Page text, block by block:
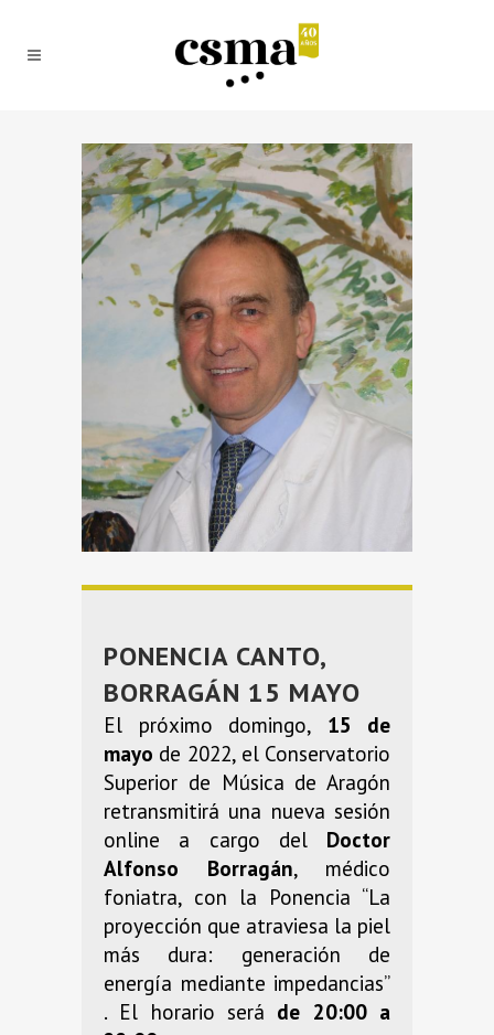
PONENCIA CANTO,
BORRAGÁN 15 MAYO
El próximo domingo, 15 de
mayo de 2022, el Conservatorio
Superior de Música de Aragón
retransmitirá una nueva sesión
online a cargo del Doctor
Alfonso Borragán, médico
foniatra, con la Ponencia “La
proyección que atraviesa la piel
más dura: generación de
energía mediante impedancias”
. El horario será de 20:00 a